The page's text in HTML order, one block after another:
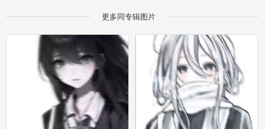
更多同专辑图片